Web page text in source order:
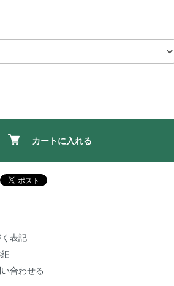
カートに入れる
表記
合わせる